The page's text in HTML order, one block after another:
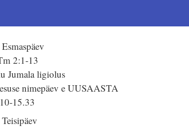
2:1-13
Jumala ligiolus
nimepäev e UUSAASTA
15.33